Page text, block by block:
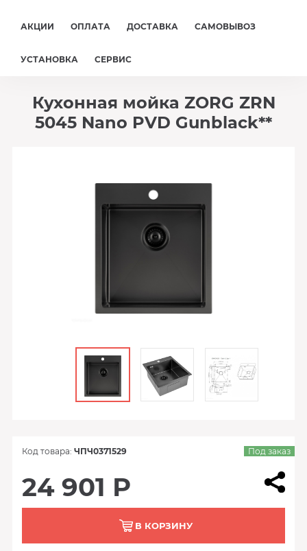
АКЦИИ ОПЛАТА ДОСТАВКА САМОВЫВОЗ
УСТАНОВКА СЕРВИС
Кухонная мойка ZORG ZRN
5045 Nano PVD Gunblack**
Код товара: ЧПЧ0371529 Под заказ
24 901 Р
В КОРЗИНУ